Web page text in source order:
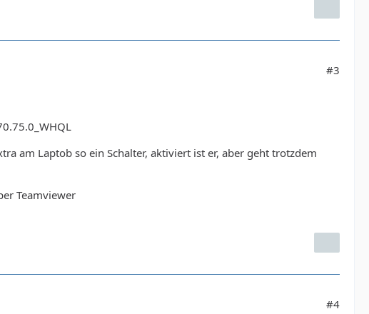
#3
am Laptob so ein Schalter, aktiviert ist er, aber geht trotzdem
Teamviewer
#4